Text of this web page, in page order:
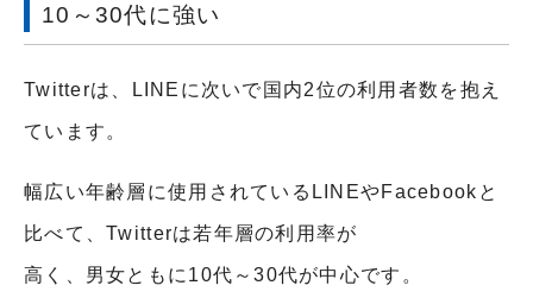
10～30代に強い
Twitterは、LINEに次いで国内2位の利用者数を抱え
ています。
幅広い年齢層に使用されているLINEやFacebookと
比べて、Twitterは若年層の利用率が
高く、男女ともに10代～30代が中心です。